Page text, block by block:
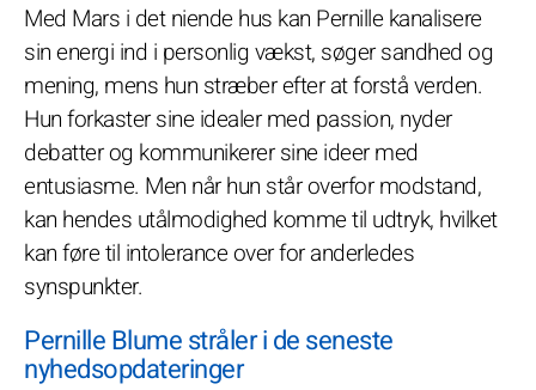
Med Mars i det niende hus kan Pernille kanalisere
sin energi ind i personlig vækst, søger sandhed og
mening, mens hun stræber efter at forstå verden.
Hun forkaster sine idealer med passion, nyder
debatter og kommunikerer sine ideer med
entusiasme. Men når hun står overfor modstand,
kan hendes utålmodighed komme til udtryk, hvilket
kan føre til intolerance over for anderledes
synspunkter.
Pernille Blume stråler i de seneste
nyhedsopdateringer